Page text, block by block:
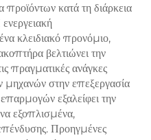
προϊόντων κατά τη διάρκεια
κλειδιακό προνόμιο,
βελτιώνει την
πραγματικές ανάγκες
μηχανών στην επεξεργασία
εξαλείφει την
εξοπλισμένα,
Προηγμένες